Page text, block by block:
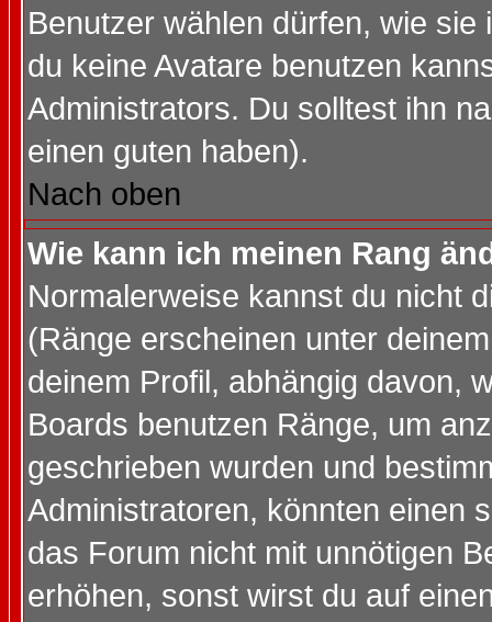
Benutzer wählen dürfen, wie
du keine Avatare benutzen
Administrators. Du solltest ihn
einen guten haben).
Nach oben
Wie kann ich meinen Rang
Normalerweise kannst du nicht
(Ränge erscheinen unter
deinem Profil, abhängig davon,
Boards benutzen Ränge, um
geschrieben wurden und
Administratoren, könnten einen
das Forum nicht mit unnötigen
erhöhen, sonst wirst du auf